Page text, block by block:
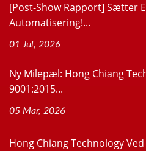
[Post-Show Rapport] Sætter
Automatisering!...
01 Jul, 2026
Ny Milepæl: Hong Chiang
9001:2015...
05 Mar, 2026
Hong Chiang Technology Ved